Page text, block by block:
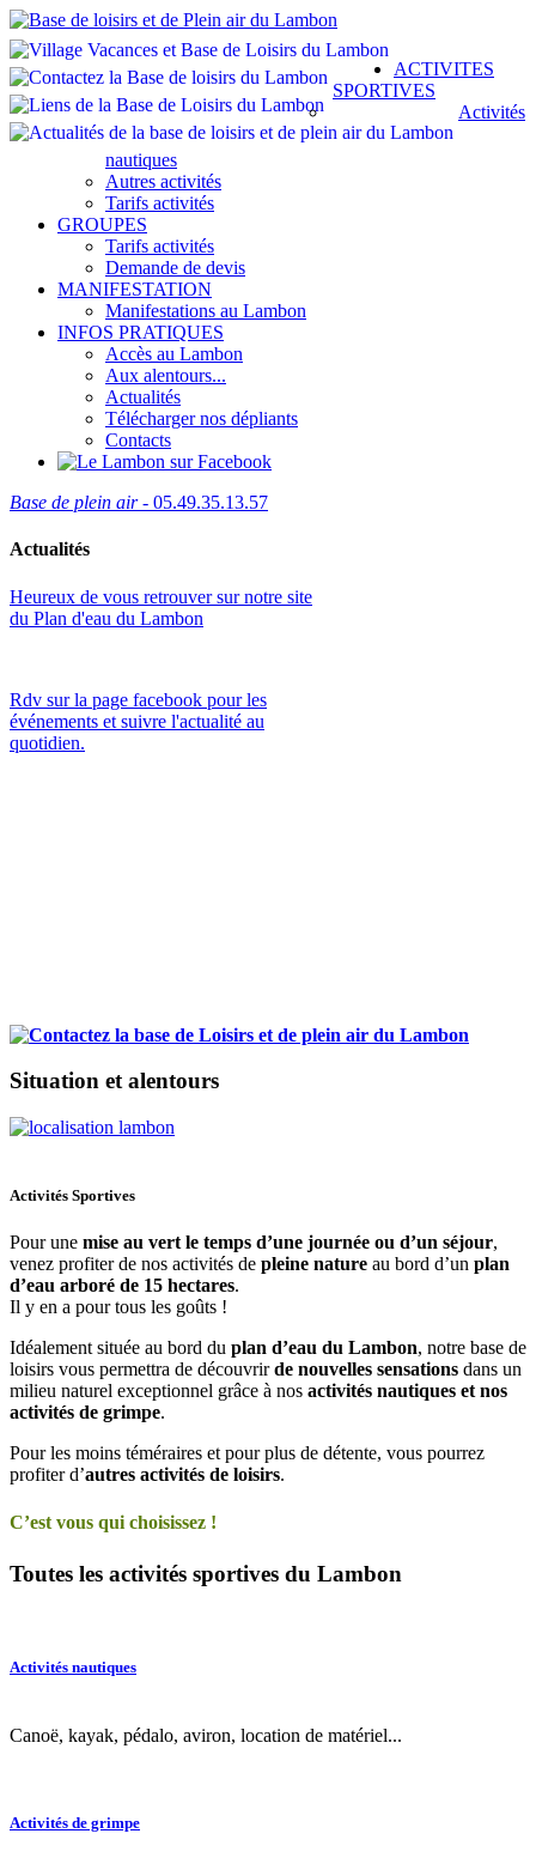
ACTIVITES
SPORTIVES
Activités
nautiques
Autres activités
Tarifs activités
GROUPES
Tarifs activités
Demande de devis
MANIFESTATION
Manifestations au Lambon
INFOS PRATIQUES
Accès au Lambon
Aux alentours...
Actualités
Télécharger nos dépliants
Contacts
Base de plein air- 05.49.35.13.57
Actualités
Heureux de vous retrouver sur notre site
du Plan d'eau du Lambon
Rdv sur la page facebook pour les
événements et suivre l'actualité au
quotidien.
Situation et alentours
Activités Sportives
Pour une mise au vert le temps d’une journée ou d’un séjour,
venez profiter de nos activités de pleine nature au bord d’un plan
d’eau arboré de 15 hectares.
Il y en a pour tous les goûts !
Idéalement située au bord du plan d’eau du Lambon, notre base de
loisirs vous permettra de découvrirde nouvelles sensations dans un
milieu naturel exceptionnel grâce à nos activités nautiques et nos
activités de grimpe.
Pour les moins téméraires et pour plus de détente, vous pourrez
profiter d’autres activités de loisirs.
C’est vous qui choisissez !
Toutes les activités sportives du Lambon
Activités nautiques
Canoë, kayak, pédalo, aviron, location de matériel...
Activités de grimpe